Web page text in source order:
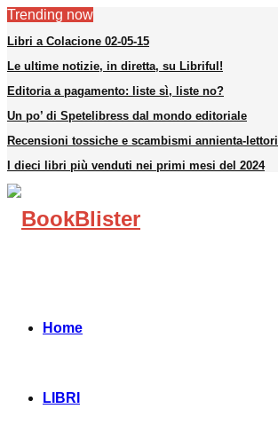
Trending now
Libri a Colacione 02-05-15
Le ultime notizie, in diretta, su Libriful!
Editoria a pagamento: liste sì, liste no?
Un po’ di Spetelibress dal mondo editoriale
Recensioni tossiche e scambismi annienta-lettori
I dieci libri più venduti nei primi mesi del 2024
Facebook
Instagram
Linkedin
Youtube
Telegram
Home
LIBRI